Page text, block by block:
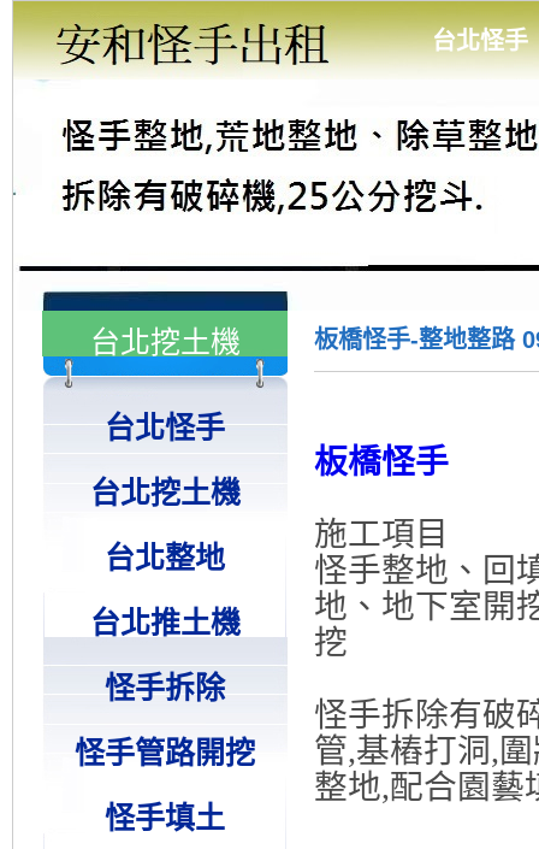
台北怪手
台北挖土機
台北怪手
台北挖土機
台北整地
台北推土機
怪手拆除
怪手管路開挖
怪手填土
板橋怪手-整地整路
板橋怪手
施工項目
怪手整地、回
地、地下室開
挖
怪手拆除有破
管,基樁打洞,
整地,配合園藝